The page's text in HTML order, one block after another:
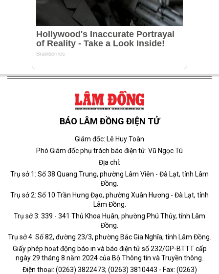
BÁO LÂM ĐỒNG ĐIỆN TỬ
Giám đốc: Lê Huy Toàn
Phó Giám đốc phụ trách báo điện tử: Vũ Ngọc Tú
Địa chỉ:
Trụ sở 1: Số 38 Quang Trung, phường Lâm Viên - Đà Lạt, tỉnh Lâm
Đồng.
Trụ sở 2: Số 10 Trần Hưng Đạo, phường Xuân Hương - Đà Lạt, tỉnh
Lâm Đồng.
Trụ sở 3: 339 - 341 Thủ Khoa Huân, phường Phú Thủy, tỉnh Lâm
Đồng.
Trụ sở 4: Số 82, đường 23/3, phường Bắc Gia Nghĩa, tỉnh Lâm Đồng.
Giấy phép hoạt động báo in và báo điện tử số 232/GP-BTTT cấp
ngày 29 tháng 8 năm 2024 của Bộ Thông tin và Truyền thông.
Điện thoại: (0263) 3822473; (0263) 3810443 - Fax: (0263)